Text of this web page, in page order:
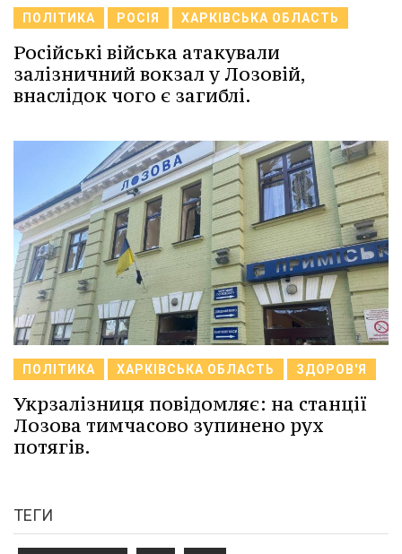
ПОЛІТИКА РОСІЯ ХАРКІВСЬКА ОБЛАСТЬ
Російські війська атакували
залізничний вокзал у Лозовій,
внаслідок чого є загиблі.
ПОЛІТИКА ХАРКІВСЬКА ОБЛАСТЬ ЗДОРОВ'Я
Укрзалізниця повідомляє: на станції
Лозова тимчасово зупинено рух
потягів.
ТЕГИ